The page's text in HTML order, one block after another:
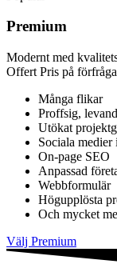
Premium
Modernt med
Offert Pris på
Många flikar
Proffsig,
Utökat
Sociala medier
On-page SEO
Anpassad
Webbformulär
Högupplösta
Och mycket
Välj Premium